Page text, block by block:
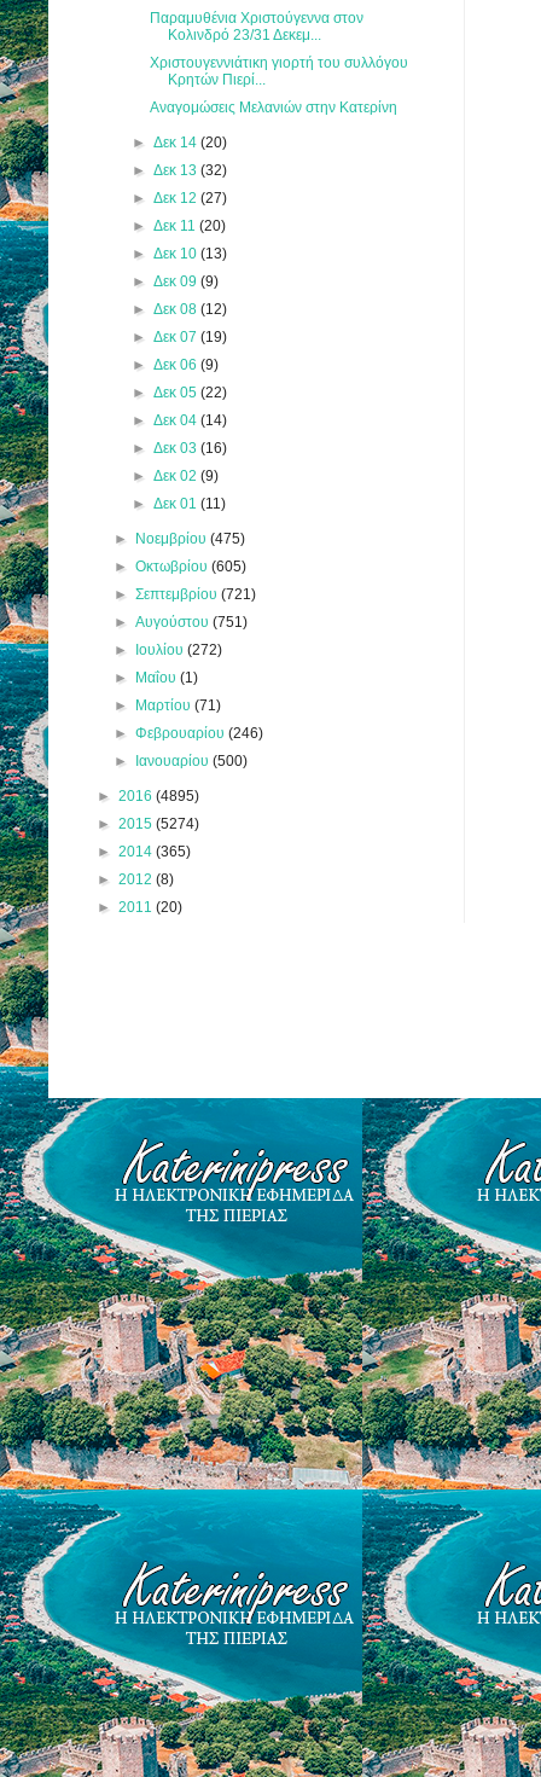
Παραμυθένια Χριστούγεννα στον
Κολινδρό 23/31 Δεκεμ...
Χριστουγεννιάτικη γιορτή του συλλόγου
Κρητών Πιερί...
Αναγομώσεις Μελανιών στην Κατερίνη
► Δεκ 14 (20)
► Δεκ 13 (32)
► Δεκ 12 (27)
► Δεκ 11 (20)
► Δεκ 10 (13)
► Δεκ 09 (9)
► Δεκ 08 (12)
► Δεκ 07 (19)
► Δεκ 06 (9)
► Δεκ 05 (22)
► Δεκ 04 (14)
► Δεκ 03 (16)
► Δεκ 02 (9)
► Δεκ 01 (11)
► Νοεμβρίου(475)
►Οκτωβρίου(605)
►Σεπτεμβρίου(721)
►Αυγούστου(751)
► Ιουλίου(272)
► Μαΐου(1)
► Μαρτίου(71)
►Φεβρουαρίου(246)
► Ιανουαρίου(500)
► 2016 (4895)
► 2015 (5274)
► 2014 (365)
► 2012 (8)
► 2011 (20)